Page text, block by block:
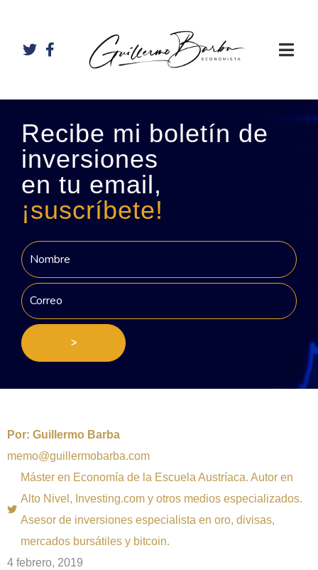
Recibe mi boletín de
inversiones
en tu email,
¡suscríbete!
>
Por: Guillermo Barba
memo@guillermobarba.com
Máster en Economía de la Escuela Austríaca. Autor en
Alto Nivel, Investing.com y otros medios especializados.
Asesor de inversiones especialista en oro, divisas,
mercados bursátiles y bitcoin.
4 febrero, 2019